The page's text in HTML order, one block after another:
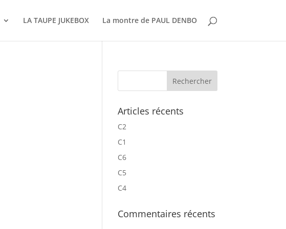
LA TAUPE JUKEBOX La montre de PAUL DENBO
Articles récents
C2
C1
C6
C5
C4
Commentaires récents